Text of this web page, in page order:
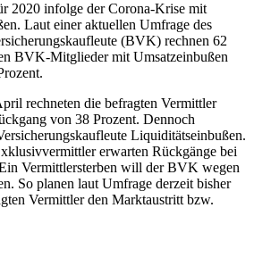
2020 infolge der Corona-Krise mit
Laut einer aktuellen Umfrage des
(BVK) rechnen 62
BVK-Mitglieder mit Umsatzeinbußen
rechneten die befragten Vermittler
von 38 Prozent. Dennoch
Liquiditätseinbußen.
erwarten Rückgänge bei
Vermittlersterben will der BVK wegen
So planen laut Umfrage derzeit bisher
Vermittler den Marktaustritt bzw.